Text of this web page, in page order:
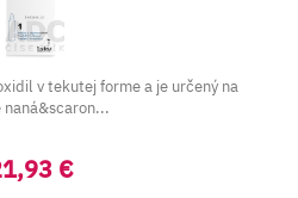
v tekutej forme a je určený na
naná&scaron...
€